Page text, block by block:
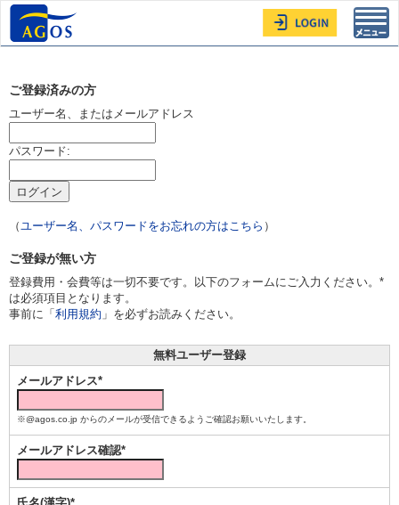
ご登録済みの方
ユーザー名、またはメールアドレス
パスワード:
（ユーザー名、パスワードをお忘れの方はこちら ）
ご登録が無い方
登録費用・会費等は一切不要です。以下のフォームにご入力ください。*
は必須項目となります。
事前に「 利用規約 」を必ずお読みください。
無料ユーザー登録
メールアドレス*
※@agos.co.jp からのメールが受信できるようご確認お願いいたします。
メールアドレス確認*